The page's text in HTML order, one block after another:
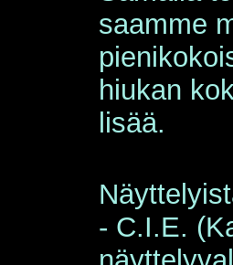
saamme
hiukan
lisää.
- C.I.E.